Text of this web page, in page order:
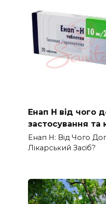
Енап Н від чого
застосування та
Енап Н: Від Чого
Лікарський Засіб?